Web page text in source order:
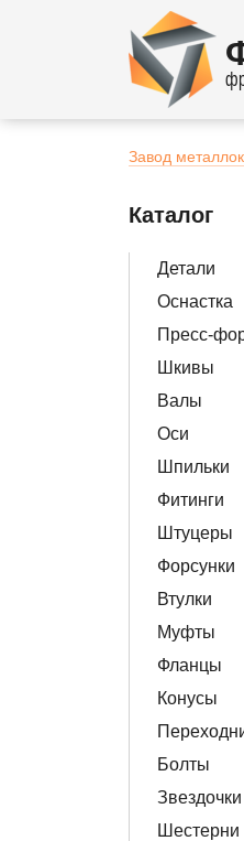
Завод
Каталог
Детали
Оснастка
Пресс-
Шкивы
Валы
Оси
Шпильки
Фитинги
Штуцеры
Форсунки
Втулки
Муфты
Фланцы
Конусы
Болты
Звездочки
Шестерни